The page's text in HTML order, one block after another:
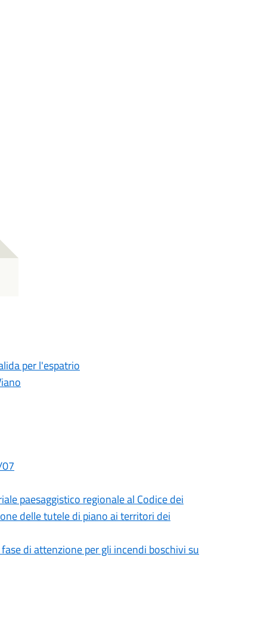
per l'espatrio
paesaggistico regionale al Codice dei
delle tutele di piano ai territori dei
di attenzione per gli incendi boschivi su